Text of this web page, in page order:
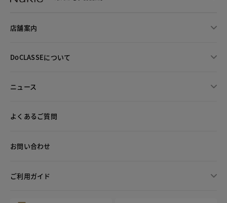
店舗案内
DoCLASSEについて
ニュース
よくあるご質問
お問い合わせ
ご利用ガイド